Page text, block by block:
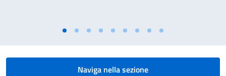
Naviga nella sezione